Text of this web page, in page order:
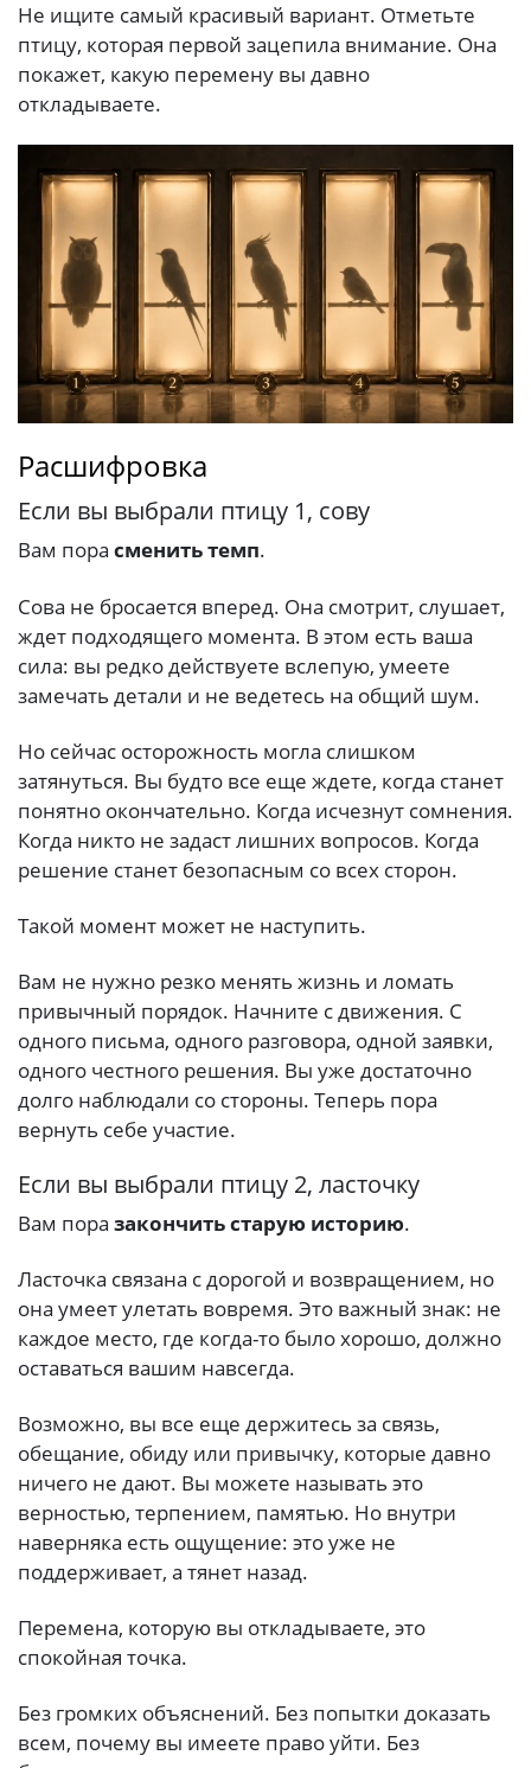
Не ищите самый красивый вариант. Отметьте
птицу, которая первой зацепила внимание. Она
покажет, какую перемену вы давно
откладываете.
Расшифровка
Если вы выбрали птицу 1, сову
Вам пора сменить темп.
Сова не бросается вперед. Она смотрит, слушает,
ждет подходящего момента. В этом есть ваша
сила: вы редко действуете вслепую, умеете
замечать детали и не ведетесь на общий шум.
Но сейчас осторожность могла слишком
затянуться. Вы будто все еще ждете, когда станет
понятно окончательно. Когда исчезнут сомнения.
Когда никто не задаст лишних вопросов. Когда
решение станет безопасным со всех сторон.
Такой момент может не наступить.
Вам не нужно резко менять жизнь и ломать
привычный порядок. Начните с движения. С
одного письма, одного разговора, одной заявки,
одного честного решения. Вы уже достаточно
долго наблюдали со стороны. Теперь пора
вернуть себе участие.
Если вы выбрали птицу 2, ласточку
Вам пора закончить старую историю.
Ласточка связана с дорогой и возвращением, но
она умеет улетать вовремя. Это важный знак: не
каждое место, где когда-то было хорошо, должно
оставаться вашим навсегда.
Возможно, вы все еще держитесь за связь,
обещание, обиду или привычку, которые давно
ничего не дают. Вы можете называть это
верностью, терпением, памятью. Но внутри
наверняка есть ощущение: это уже не
поддерживает, а тянет назад.
Перемена, которую вы откладываете, это
спокойная точка.
Без громких объяснений. Без попытки доказать
всем, почему вы имеете право уйти. Без